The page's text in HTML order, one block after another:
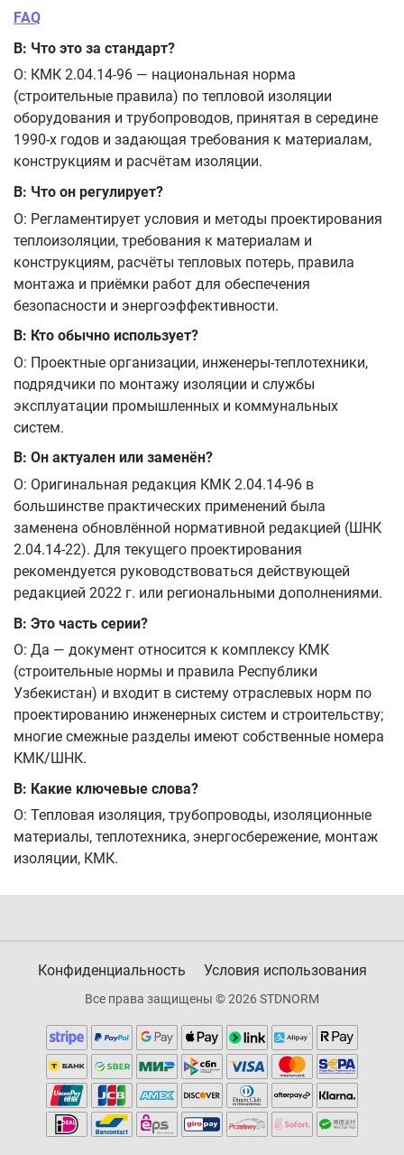
FAQ
В: Что это за стандарт?
О: КМК 2.04.14-96 — национальная норма
(строительные правила) по тепловой изоляции
оборудования и трубопроводов, принятая в середине
1990-х годов и задающая требования к материалам,
конструкциям и расчётам изоляции.
В: Что он регулирует?
О: Регламентирует условия и методы проектирования
теплоизоляции, требования к материалам и
конструкциям, расчёты тепловых потерь, правила
монтажа и приёмки работ для обеспечения
безопасности и энергоэффективности.
В: Кто обычно использует?
О: Проектные организации, инженеры‑теплотехники,
подрядчики по монтажу изоляции и службы
эксплуатации промышленных и коммунальных
систем.
В: Он актуален или заменён?
О: Оригинальная редакция КМК 2.04.14-96 в
большинстве практических применений была
заменена обновлённой нормативной редакцией (ШНК
2.04.14-22). Для текущего проектирования
рекомендуется руководствоваться действующей
редакцией 2022 г. или региональными дополнениями.
В: Это часть серии?
О: Да — документ относится к комплексу КМК
(строительные нормы и правила Республики
Узбекистан) и входит в систему отраслевых норм по
проектированию инженерных систем и строительству;
многие смежные разделы имеют собственные номера
КМК/ШНК.
В: Какие ключевые слова?
О: Тепловая изоляция, трубопроводы, изоляционные
материалы, теплотехника, энергосбережение, монтаж
изоляции, КМК.
Конфиденциальность Условия использования
Все права защищены © 2026 STDNORM